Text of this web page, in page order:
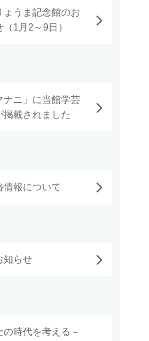
ょうま記念館のお
1月2～9日）
ニ」に当館学芸
掲載されました
情報について
知らせ
時代を考える－